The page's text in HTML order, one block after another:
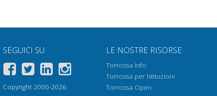
Ottieni capitolo
SEGUICI SU
Copyright 2000-2026
LE NOSTRE RISORSE
Torrossa Info
Torrossa per Istituzioni
Torrossa Open